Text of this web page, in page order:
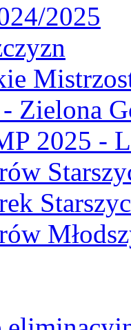
2025
- Zielona
2025 -